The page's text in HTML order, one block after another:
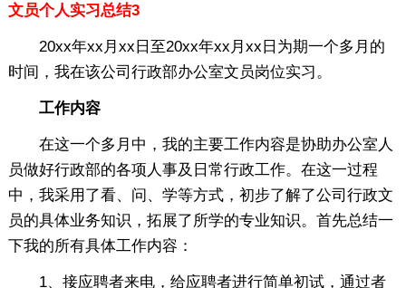
文员个人实习总结3
20xx年xx月xx日至20xx年xx月xx日为期一个多月的
时间，我在该公司行政部办公室文员岗位实习。
工作内容
在这一个多月中，我的主要工作内容是协助办公室人
员做好行政部的各项人事及日常行政工作。在这一过程
中，我采用了看、问、学等方式，初步了解了公司行政文
员的具体业务知识，拓展了所学的专业知识。首先总结一
下我的所有具体工作内容：
1、接应聘者来电，给应聘者进行简单初试，通过者